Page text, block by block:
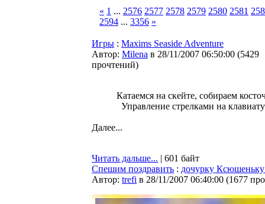
« 1 ... 2576 2577 2578 2579 2580 2581
2594 ... 3356 »
Игры : Maxims Seaside Adventure
Автор: Milena в 28/11/2007 06:50:00 (5429
прочтений)
Катаемся на скейте, собираем
Управление стрелками на
Далее...
Читать дальше... | 601 байт
Спешим поздравить : дочурку
Автор: trefi в 28/11/2007 06:40:00 (1677